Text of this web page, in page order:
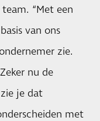
“Met een
van ons
zie.
nu de
je dat
met